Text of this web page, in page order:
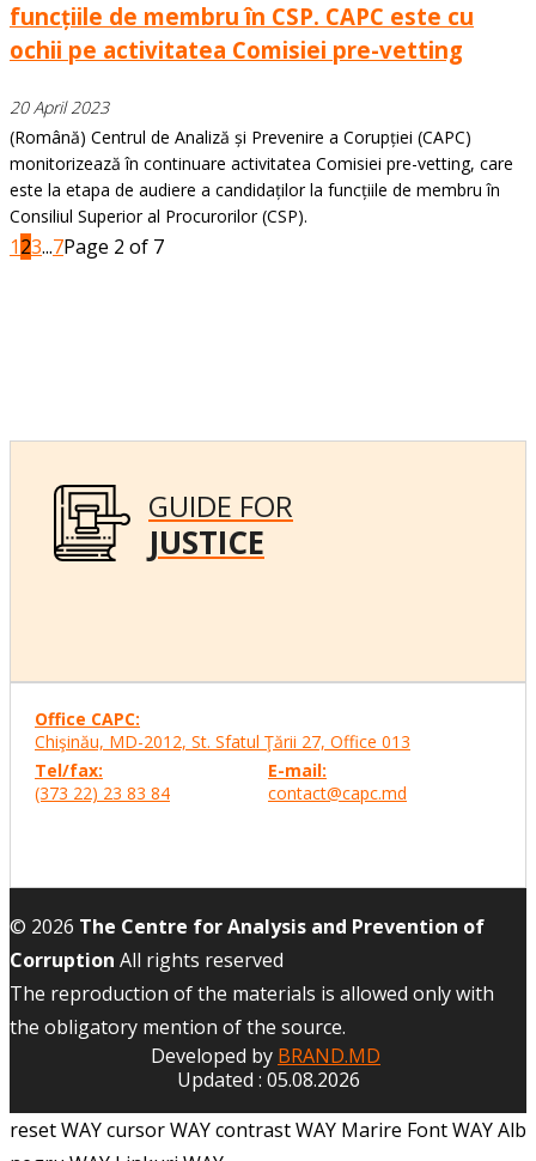
funcțiile de membru în CSP. CAPC este cu
ochii pe activitatea Comisiei pre-vetting
20 April 2023
(Română) Centrul de Analiză și Prevenire a Corupției (CAPC)
monitorizează în continuare activitatea Comisiei pre-vetting, care
este la etapa de audiere a candidaților la funcțiile de membru în
Consiliul Superior al Procurorilor (CSP).
123...7Page 2 of 7
GUIDE FOR
JUSTICE
Office CAPC:
Chişinău, MD-2012, St. Sfatul Ţării 27, Office 013
Tel/fax:
(373 22) 23 83 84
E-mail:
contact@capc.md
© 2026 The Centre for Analysis and Prevention of
Corruption All rights reserved
The reproduction of the materials is allowed only with
the obligatory mention of the source.
Developed by BRAND.MD
Updated : 05.08.2026
reset WAYcursor WAYcontrast WAY Marire Font WAYAlb